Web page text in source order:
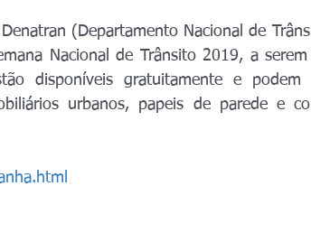
(Departamento Nacional de
Nacional de Trânsito 2019, a
disponíveis gratuitamente e podem
urbanos, papeis de parede e